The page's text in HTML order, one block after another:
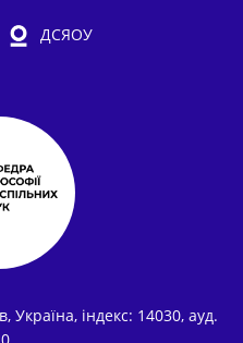
ДСЯОУ
Україна, індекс: 14030, ауд.